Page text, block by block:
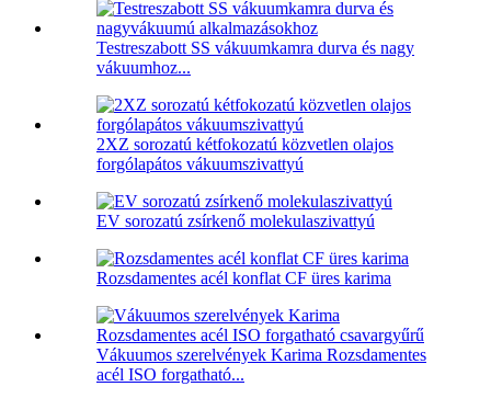
Testreszabott SS vákuumkamra durva és nagy
vákuumhoz...
2XZ sorozatú kétfokozatú közvetlen olajos
forgólapátos vákuumszivattyú
EV sorozatú zsírkenő molekulaszivattyú
Rozsdamentes acél konflat CF üres karima
Vákuumos szerelvények Karima Rozsdamentes
acél ISO forgatható...